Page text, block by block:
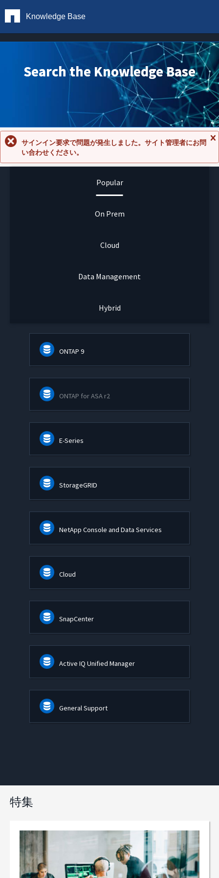
Knowledge Base
Search the Knowledge Base
セ
サインイン要求で問題が発生しました。サイト管理者にお問
い合わせください。
Popular
On Prem
Cloud
Data Management
Hybrid
ONTAP 9
ONTAP for ASA r2
E-Series
StorageGRID
NetApp Console and Data Services
Cloud
SnapCenter
Active IQ Unified Manager
General Support
特集